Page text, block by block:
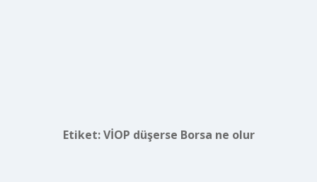
Etiket:VİOP düşerse Borsa ne olur